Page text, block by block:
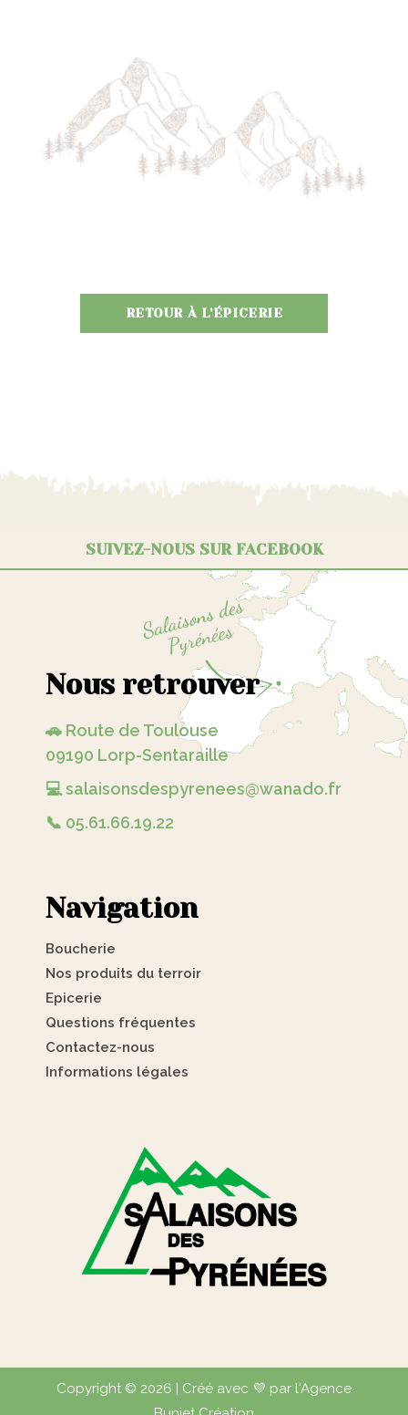
RETOUR À L'ÉPICERIE
SUIVEZ-NOUS SUR FACEBOOK
Nous retrouver
🚗 Route de Toulouse
09190 Lorp-Sentaraille
💻 salaisonsdespyrenees@wanado.fr
📞 05.61.66.19.22
Navigation
Boucherie
Nos produits du terroir
Epicerie
Questions fréquentes
Contactez-nous
Informations légales
Copyright © 2026 | Créé avec 💜 par l'Agence